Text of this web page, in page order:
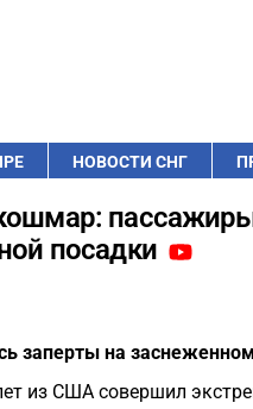
НОВОСТИ СНГ
посадки
заперты на
из США совершил